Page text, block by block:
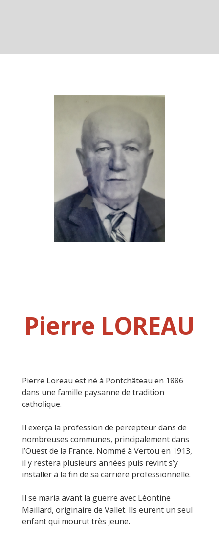
Pierre LOREAU
Pierre Loreau est né à Pontchâteau en 1886
dans une famille paysanne de tradition
catholique.
Il exerça la profession de percepteur dans de
nombreuses communes, principalement dans
l’Ouest de la France. Nommé à Vertou en 1913,
il y restera plusieurs années puis revint s’y
installer à la fin de sa carrière professionnelle.
Il se maria avant la guerre avec Léontine
Maillard, originaire de Vallet. Ils eurent un seul
enfant qui mourut très jeune.